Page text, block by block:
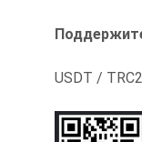
USDT /